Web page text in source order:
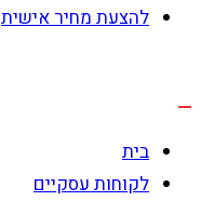
להצעת מחיר אישית
בית
לקוחות עסקיים